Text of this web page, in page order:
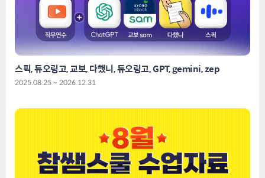
스픽, 듀오링고, 교보, 다했니, 듀오링고, GPT, gemini, zep
2025.08.25 ~ 2026.12.31